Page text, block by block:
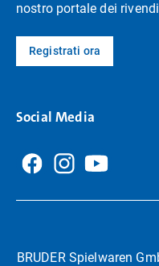
nostro portale dei
Registrati ora
Social Media
BRUDER Spielwaren